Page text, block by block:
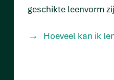
geschikte leenvorm
Hoeveel kan ik